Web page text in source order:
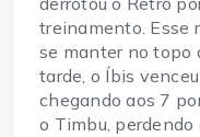
treinamento. Esse
se manter no topo
tarde, o Íbis
chegando aos 7
o Timbu,